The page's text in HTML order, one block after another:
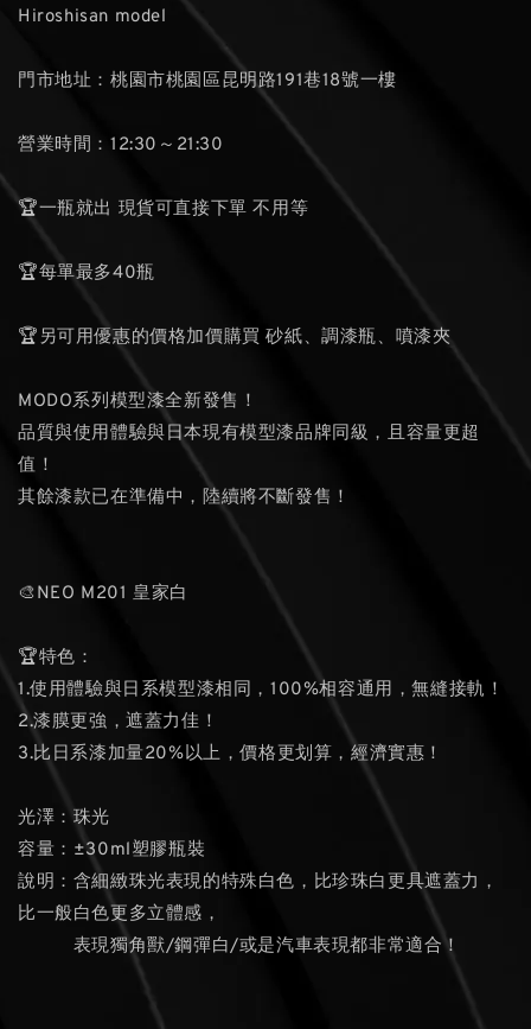
Hiroshisan model
門市地址：桃園市桃園區昆明路191巷18號一樓
營業時間：12:30～21:30
🏆一瓶就出 現貨可直接下單 不用等
🏆每單最多40瓶
🏆另可用優惠的價格加價購買 砂紙、調漆瓶、噴漆夾
MODO系列模型漆全新發售！
品質與使用體驗與日本現有模型漆品牌同級，且容量更超
值！
其餘漆款已在準備中，陸續將不斷發售！
🎨NEO M201 皇家白
🏆特色：
1.使用體驗與日系模型漆相同，100%相容通用，無縫接軌！
2.漆膜更強，遮蓋力佳！
3.比日系漆加量20%以上，價格更划算，經濟實惠！
光澤：珠光
容量：±30ml塑膠瓶裝
說明：含細緻珠光表現的特殊白色，比珍珠白更具遮蓋力，
比一般白色更多立體感，
表現獨角獸/鋼彈白/或是汽車表現都非常適合！